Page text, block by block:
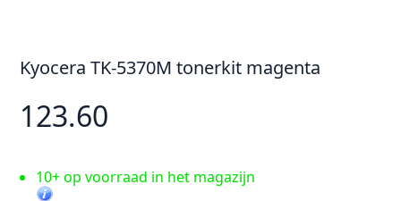
Kyocera TK-5370M tonerkit magenta
123.60
10+ op voorraad in het magazijn